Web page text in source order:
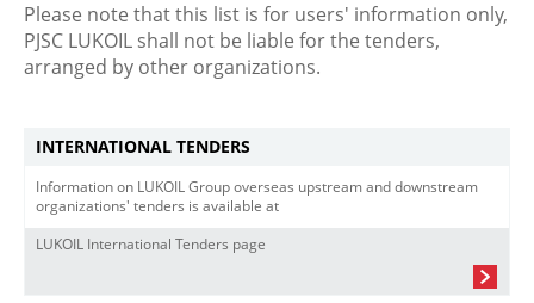
Please note that this list is for users' information only,
PJSC LUKOIL shall not be liable for the tenders,
arranged by other organizations.
INTERNATIONAL TENDERS
Information on LUKOIL Group overseas upstream and downstream
organizations' tenders is available at
LUKOIL International Tenders page